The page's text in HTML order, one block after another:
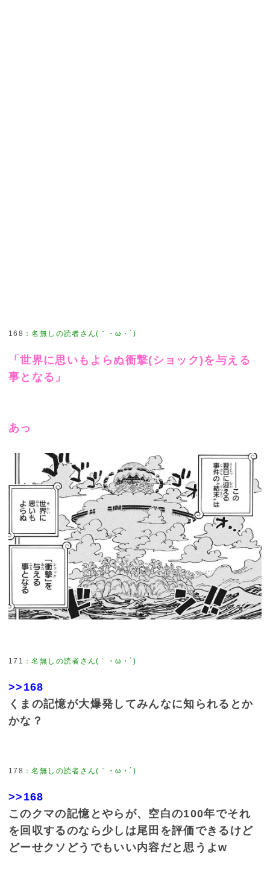
168 ：名無しの読者さん(｀・ω・´)
「世界に思いもよらぬ衝撃(ショック)を与える
事となる」
あっ
171 ：名無しの読者さん(｀・ω・´)
>>168
くまの記憶が大爆発してみんなに知られるとか
かな？
178 ：名無しの読者さん(｀・ω・´)
>>168
このクマの記憶とやらが、空白の100年でそれ
を回収するのなら少しは尾田を評価できるけど
どーせクソどうでもいい内容だと思うよw